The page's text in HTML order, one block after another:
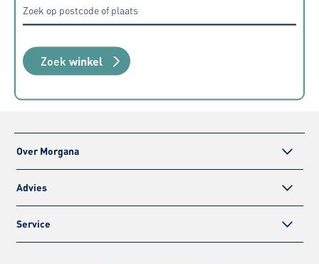
Zoek winkel
Over Morgana
Advies
Service